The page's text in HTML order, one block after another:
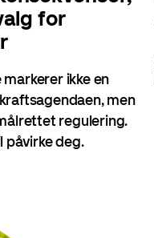
for
ikke en
men
regulering.
påvirke deg.